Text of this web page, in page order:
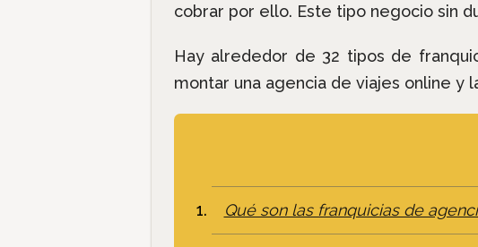
cobrar por ello. Este tipo negocio sin
Hay alrededor de 32 tipos de
montar una agencia de viajes online y
Qué son las franquicias de